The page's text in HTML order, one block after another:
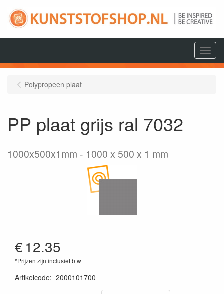
Menu
Polypropeen plaat
PP plaat grijs ral 7032
1000x500x1mm 1000 x 500 x 1 mm
€12.35
*Prijzen zijn inclusief btw
Artikelcode: 2000101700